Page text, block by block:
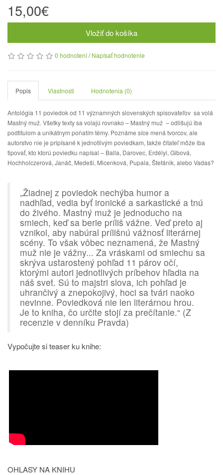
15,00€
Vložiť do košíka
0 hodnotení/Napísať hodnotenie
Popis Vlastnosti Hodnotenia (0)
Antológia 11 poviedok od 11 významných slovenských spisovateľov sa volá
Mastný muž. Všetky texty sa volajú rovnako – Mastný muž – odlišujú iba
podtitulom a unikátnym poňatím témy. Poznáme síce mená tvorcov, ale
autorstvo nie je pripísané k jednotlivým poviedkam, takže čitateľ môže iba
tipovať, kto ktorú poviedku napísal – Balla, Darovec, Erdélyi, Gibová,
Hochholczerová, Janáč, Medeši, Micenková, Pupala, Štefánik, alebo Vadas?
„Žiadnej z poviedok nechýba humor a
nadhľad, vedia byť ironické a sarkastické a tnú
do živého. Mastný muž je jednoducho na
smiech, keď sa berie príliš vážne. Veď preto aj
vznikol, aby nabúral prílišnú vážnosť literárnej
scény. To však vôbec neznamená, že Mastný
muž nie je vážny... Za vráskami od smiechu sa
skrýva ustarostený pohľad 11 párov očí,
ktorými autori jednotlivých príbehov hľadia na
náš svet. Sú to majstri slova, ich pohľad je
uhrančivý a znepokojivý, hoci sa tvári naoko
nevinne. Poviedková nie len literárnou hrou.
Je to kniha, čo určite stojí za prečítanie.“ (Z
recenzie v denníku Pravda)
Vypočujte si teaser ku knihe:
OHLASY NA KNIHU